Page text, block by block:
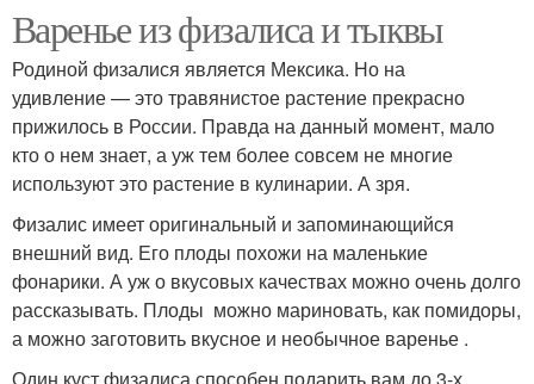
Варенье из физалиса и тыквы
Родиной физалися является Мексика. Но на
удивление — это травянистое растение прекрасно
прижилось в России. Правда на данный момент, мало
кто о нем знает, а уж тем более совсем не многие
используют это растение в кулинарии. А зря.
Физалис имеет оригинальный и запоминающийся
внешний вид. Его плоды похожи на маленькие
фонарики. А уж о вкусовых качествах можно очень долго
рассказывать. Плоды можно мариновать, как помидоры,
а можно заготовить вкусное и необычное варенье .
Один куст физалиса способен подарить вам до 3-х